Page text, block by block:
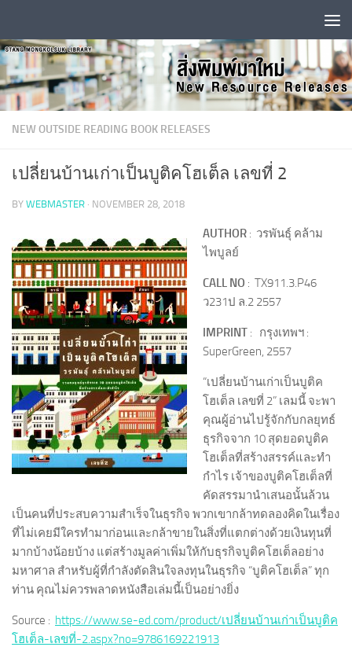
NEW OUTSIDE READING BOOK RELEASES
เปลี่ยนบ้านเก่าเป็นบูติคโฮเต็ล เลขที่ 2
BY WEBMASTER · NOVEMBER 28, 2018
AUTHOR : วรพันธุ์ คล้าม
ไพบูลย์
CALL NO : TX911.3.P46
ว231ป ล.2 2557
IMPRINT : กรุงเทพฯ :
SuperGreen, 2557
“เปลี่ยนบ้านเก่าเป็นบูติค
โฮเต็ล เลขที่ 2” เลมนี้ จะพา
คุณผู้อ่านไปรู้จักกับกลยุทธ์
ธุรกิจจาก 10 สุดยอดบูติค
โฮเต็ลที่สร้างสรรค์และทำ
กำไร เจ้าของบูติคโฮเต็ลที่
คัดสรรมานำเสนอนั้นล้วน
เป็นคนที่ประสบความสำเร็จในธุรกิจ พวกเขากล้าทดลองคิดในเรื่อง
ที่ไม่เคยมีใครทำมาก่อนและกล้าขายในสิ่งที่แตกต่างด้วยเงินทุนที่
มากบ้างน้อยบ้าง แต่สร้างมูลค่าเพิ่มให้กับธุรกิจบูติคโฮเต็ลอย่าง
มหาศาล สำหรับผู้ที่กำลังตัดสินใจลงทุนในธุรกิจ “บูติคโฮเต็ล” ทุก
ท่าน คุณไม่ควรพลาดหนังสือเล่มนี้เป็นอย่างยิ่ง
Source : https://www.se-ed.com/product/เปลี่ยนบ้านเก่าเป็นบูติค
โฮเต็ล-เลขที่-2.aspx?no=9786169221913